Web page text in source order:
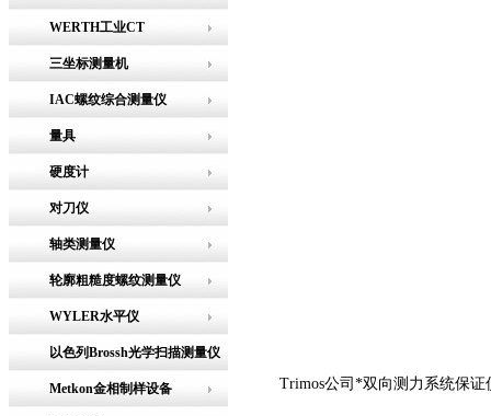
WERTH工业CT
三坐标测量机
IAC螺纹综合测量仪
量具
硬度计
对刀仪
轴类测量仪
轮廓粗糙度螺纹测量仪
WYLER水平仪
以色列Brossh光学扫描测量仪
Metkon金相制样设备 Trimos公司*双向测力系统保